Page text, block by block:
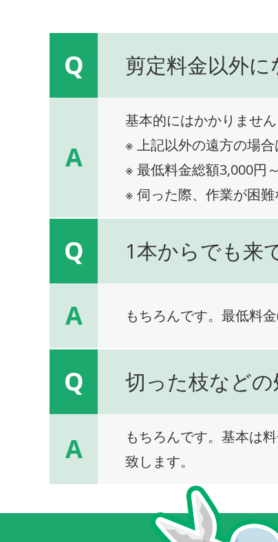
Q 剪定料金以外
A
基本的にはかかりませ
※ 上記以外の遠方の場合
※ 最低料金総額3,000円
※ 伺った際、作業が困
Q 1本からでも来
A もちろんです。最低料
Q 切った枝など
A
もちろんです。基本は
致します。